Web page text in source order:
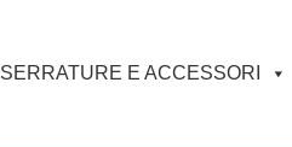
SERRATURE E ACCESSORI